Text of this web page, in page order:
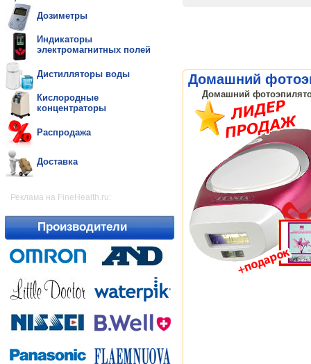
Дозиметры
Индикаторы
электромагнитных полей
Дистилляторы воды
Кислородные
концентраторы
Распродажа
Доставка
Реклама на FineHealth.ru:
Производители
Домашний
Домашний